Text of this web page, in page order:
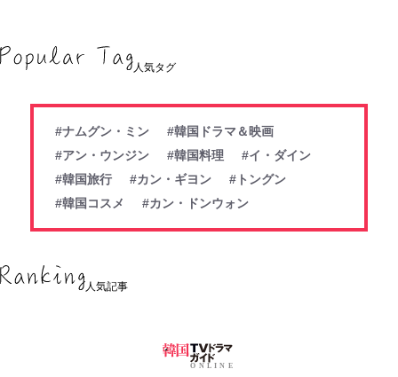
人気タグ
#ナムグン・ミン
#韓国ドラマ＆映画
#アン・ウンジン
#韓国料理
#イ・ダイン
#韓国旅行
#カン・ギヨン
#トングン
#韓国コスメ
#カン・ドンウォン
人気記事